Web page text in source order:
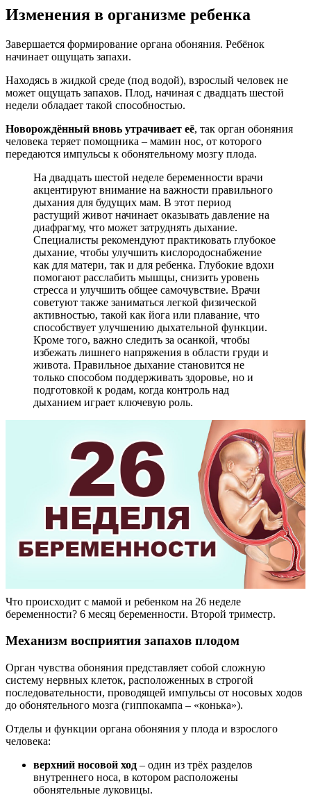
Изменения в организме ребенка
Завершается формирование органа обоняния. Ребёнок
начинает ощущать запахи.
Находясь в жидкой среде (под водой), взрослый человек не
может ощущать запахов. Плод, начиная с двадцать шестой
недели обладает такой способностью.
Новорождённый вновь утрачивает её, так орган обоняния
человека теряет помощника – мамин нос, от которого
передаются импульсы к обонятельному мозгу плода.
На двадцать шестой неделе беременности врачи
акцентируют внимание на важности правильного
дыхания для будущих мам. В этот период
растущий живот начинает оказывать давление на
диафрагму, что может затруднять дыхание.
Специалисты рекомендуют практиковать глубокое
дыхание, чтобы улучшить кислородоснабжение
как для матери, так и для ребенка. Глубокие вдохи
помогают расслабить мышцы, снизить уровень
стресса и улучшить общее самочувствие. Врачи
советуют также заниматься легкой физической
активностью, такой как йога или плавание, что
способствует улучшению дыхательной функции.
Кроме того, важно следить за осанкой, чтобы
избежать лишнего напряжения в области груди и
живота. Правильное дыхание становится не
только способом поддерживать здоровье, но и
подготовкой к родам, когда контроль над
дыханием играет ключевую роль.
Что происходит с мамой и ребенком на 26 неделе
беременности? 6 месяц беременности. Второй триместр.
Механизм восприятия запахов плодом
Орган чувства обоняния представляет собой сложную
систему нервных клеток, расположенных в строгой
последовательности, проводящей импульсы от носовых ходов
до обонятельного мозга (гиппокампа – «конька»).
Отделы и функции органа обоняния у плода и взрослого
человека:
верхний носовой ход – один из трёх разделов
внутреннего носа, в котором расположены
обонятельные луковицы.